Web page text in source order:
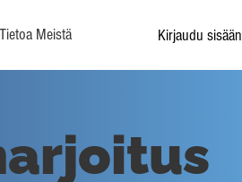
Tietoa Meistä Kirjaudu sisään